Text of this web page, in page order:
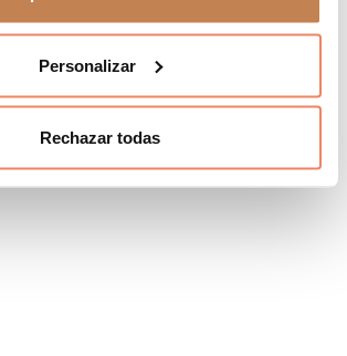
Personalizar
Rechazar todas